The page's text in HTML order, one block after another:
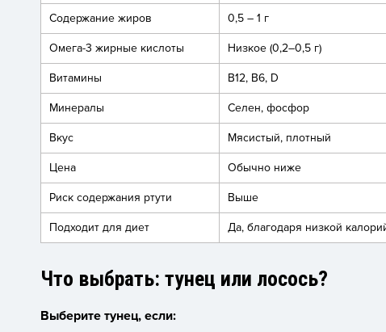
Содержание жиров 0,5 – 1 г
Омега-3 жирные кислоты Низкое (0,2–0,5 г)
Витамины B12, B6, D
Минералы Селен, фосфор
Вкус Мясистый, плотный
Цена Обычно ниже
Риск содержания ртути Выше
Подходит для диет Да, благодаря низкой
Что выбрать: тунец или лосось?
Выберите тунец, если: